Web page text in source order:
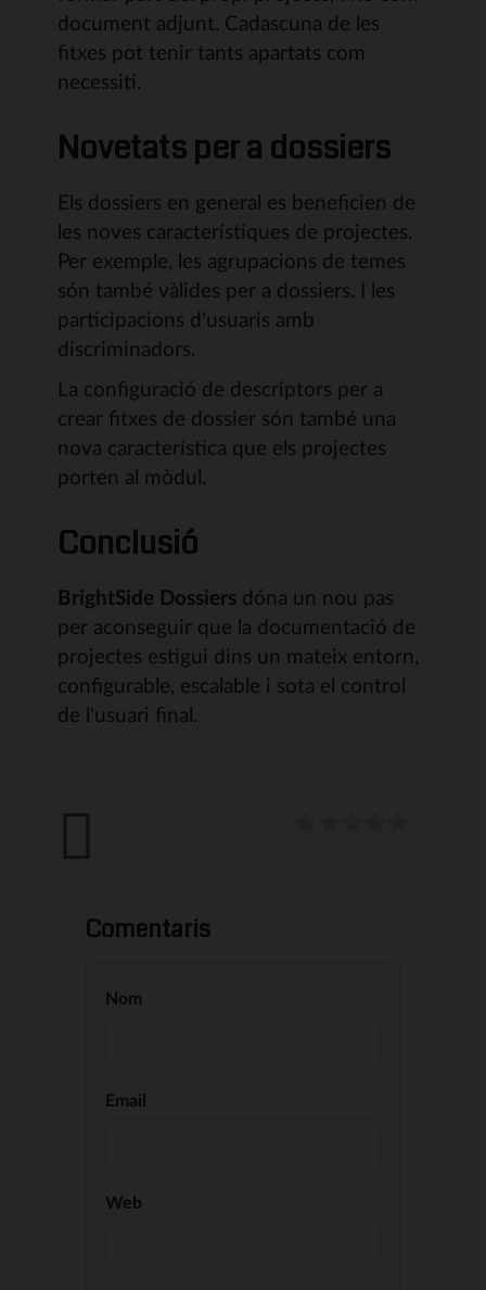
document adjunt. Cadascuna de les
fitxes pot tenir tants apartats com
necessiti.
Novetats per a dossiers
Els dossiers en general es beneficien de
les noves característiques de projectes.
Per exemple, les agrupacions de temes
són també vàlides per a dossiers. I les
participacions d'usuaris amb
discriminadors.
La configuració de descriptors per a
crear fitxes de dossier són també una
nova característica que els projectes
porten al mòdul.
Conclusió
BrightSide Dossiers dóna un nou pas
per aconseguir que la documentació de
projectes estigui dins un mateix entorn,
configurable, escalable i sota el control
de l'usuari final.
Comentaris
Nom
Email
Web